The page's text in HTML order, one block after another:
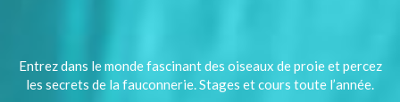
Entrez dans le monde fascinant des oiseaux de proie et percez
les secrets de la fauconnerie. Stages et cours toute l’année.